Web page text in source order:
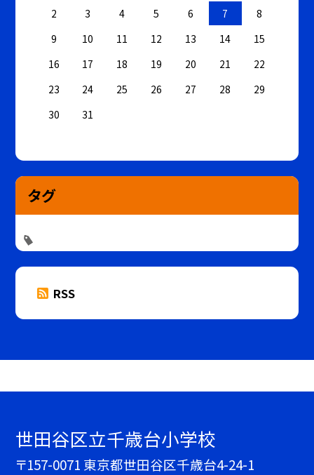
2
3 4 5 6 7
8
9
10 11 12 13 14
15
16
17 18 19 20 21
22
23
24 25 26 27 28
29
30
31
タグ
RSS
世田谷区立千歳台小学校
〒157-0071 東京都世田谷区千歳台4-24-1